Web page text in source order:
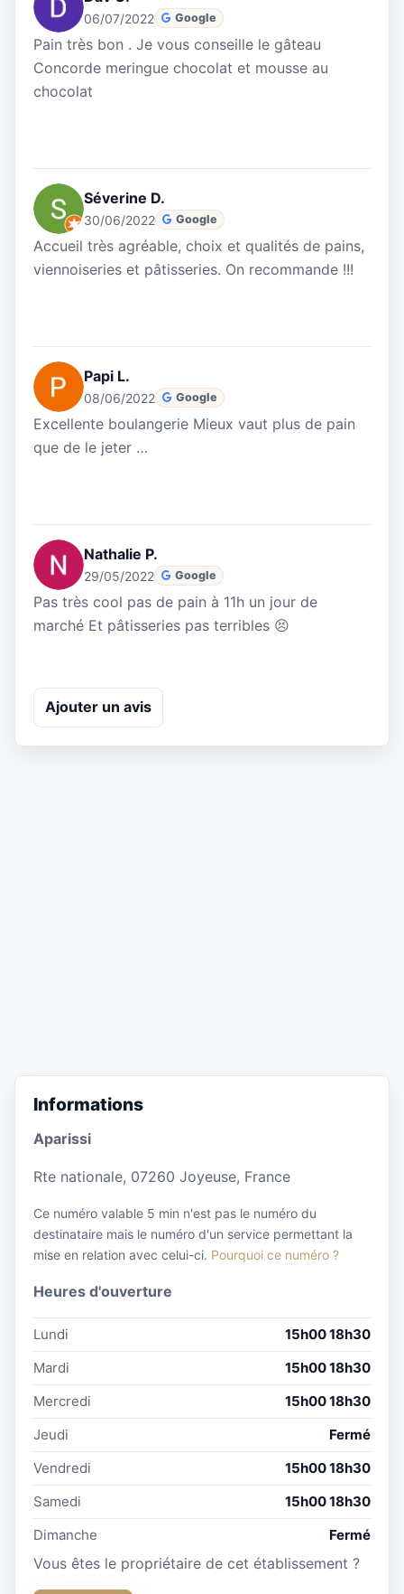
06/07/2022 Google
Pain très bon . Je vous conseille le gâteau
Concorde meringue chocolat et mousse au
chocolat
Séverine D.
30/06/2022 Google
Accueil très agréable, choix et qualités de pains,
viennoiseries et pâtisseries. On recommande !!!
Papi L.
08/06/2022 Google
Excellente boulangerie Mieux vaut plus de pain
que de le jeter …
Nathalie P.
29/05/2022 Google
Pas très cool pas de pain à 11h un jour de
marché Et pâtisseries pas terribles 😣
Ajouter un avis
Informations
Aparissi
Rte nationale, 07260 Joyeuse, France
Ce numéro valable 5 min n'est pas le numéro du
destinataire mais le numéro d'un service permettant la
mise en relation avec celui-ci. Pourquoi ce numéro ?
Heures d'ouverture
Lundi
15h00 18h30
Mardi
15h00 18h30
Mercredi
15h00 18h30
Jeudi
Fermé
Vendredi
15h00 18h30
Samedi
15h00 18h30
Dimanche
Fermé
Vous êtes le propriétaire de cet établissement ?